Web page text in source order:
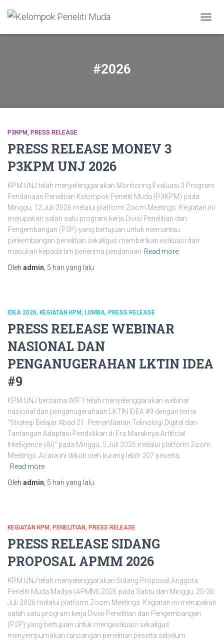
#2026
P3KPM PRESS RELEASE
PRESS RELEASE MONEV 3
P3KPM UNJ 2026
KPM UNJ telah menyelenggarakan Monitoring Evaluasi 3 Program
Pendanaan Penelitian Kelompok Peneliti Muda (P3KPM) pada
Minggu, 12 Juli 2026 melalui platform Zoom Meetings. Kegiatan ini
merupakan salah satu program kerja Divisi Penelitian dan
Pengembangan (P2P) yang bertujuan untuk memantau
perkembangan penelitian sekaligus memberikan evaluasi dan
masukan kepada tim penerima pendanaan Read more
Oleh admin 5 hari yang lalu
IDEA 2026 KEGIATAN KPM LOMBA PRESS RELEASE
PRESS RELEASE WEBINAR
NASIONAL DAN
PENGANUGERAHAN LKTIN IDEA
#9
KPM UNJ bersama WR 1 telah menyelenggarakan webinar
nasional dan penganugerahaan LKTIN IDEA #9 dengan tema
“Strategi Belajar Abad 21: Pemanfaatan Teknologi Digital dan
Tantangan Adaptasi Pendidikan di Era Maraknya Artificial
Intelligence (AI)” pada Minggu, 5 Juli 2026 melalui platform Zoom
Meetings. Acara ini diikuti oleh kurang lebih 207 peserta,
Read more
Oleh admin 5 hari yang lalu
KEGIATAN KPM PENELITIAN PRESS RELEASE
PRESS RELEASE SIDANG
PROPOSAL APMM 2026
KPM UNJ telah menyelenggarakan Sidang Proposal Anggota
Peneliti Muda Madya (APMM) 2026 pada Sabtu dan Minggu, 25-26
Juli 2026 melalui platform Zoom Meetings. Kegiatan ini merupakan
salah satu program kerja Divisi Penelitian dan Pengembangan
(P2P) yang bertujuan untuk mengevaluasi sekaligus
menyempurnakan rancangan penelitian peserta sebelum